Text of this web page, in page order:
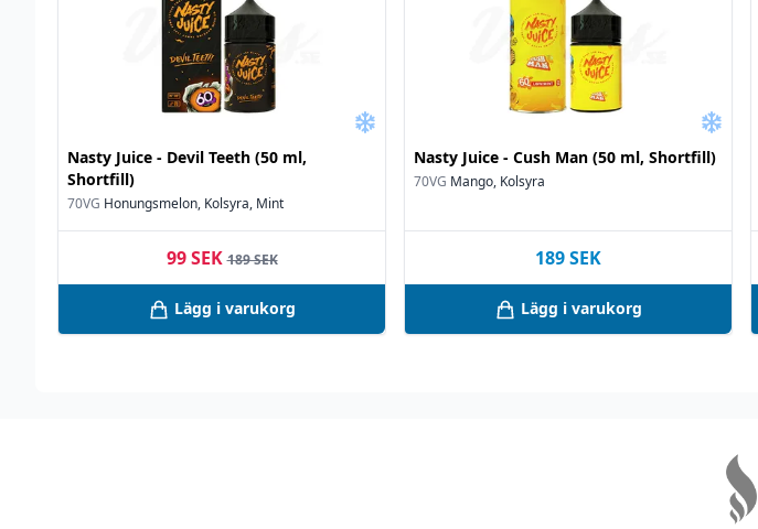
Nasty Juice - Devil Teeth (50 ml,
Shortfill)
70VG Honungsmelon, Kolsyra, Mint
99 SEK 189 SEK
Lägg i varukorg
Nasty Juice - Cush Man (50 ml, Shortfill)
70VG Mango, Kolsyra
189SEK
Lägg i varukorg